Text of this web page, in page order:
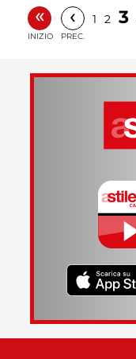
«
INIZIO
‹
PREC.
1 2 3